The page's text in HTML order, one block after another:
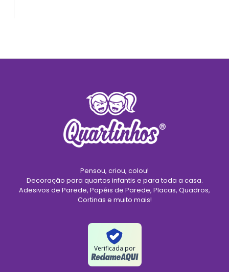
Pensou, criou, colou!
Decoração para quartos infantis e para toda a casa.
Adesivos de Parede, Papéis de Parede, Placas, Quadros,
Cortinas e muito mais!
Verificada por